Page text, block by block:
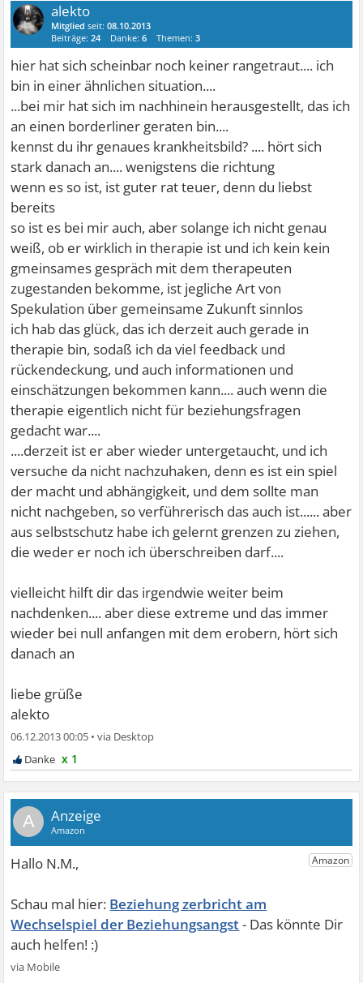
alekto
Mitglied seit:08.10.2013
Beiträge:24 Danke:6 Themen:3
hier hat sich scheinbar noch keiner rangetraut.... ich
bin in einer ähnlichen situation....
...bei mir hat sich im nachhinein herausgestellt, das ich
an einen borderliner geraten bin....
kennst du ihr genaues krankheitsbild? .... hört sich
stark danach an.... wenigstens die richtung
wenn es so ist, ist guter rat teuer, denn du liebst
bereits
so ist es bei mir auch, aber solange ich nicht genau
weiß, ob er wirklich in therapie ist und ich kein kein
gmeinsames gespräch mit dem therapeuten
zugestanden bekomme, ist jegliche Art von
Spekulation über gemeinsame Zukunft sinnlos
ich hab das glück, das ich derzeit auch gerade in
therapie bin, sodaß ich da viel feedback und
rückendeckung, und auch informationen und
einschätzungen bekommen kann.... auch wenn die
therapie eigentlich nicht für beziehungsfragen
gedacht war....
....derzeit ist er aber wieder untergetaucht, und ich
versuche da nicht nachzuhaken, denn es ist ein spiel
der macht und abhängigkeit, und dem sollte man
nicht nachgeben, so verführerisch das auch ist...... aber
aus selbstschutz habe ich gelernt grenzen zu ziehen,
die weder er noch ich überschreiben darf....
vielleicht hilft dir das irgendwie weiter beim
nachdenken.... aber diese extreme und das immer
wieder bei null anfangen mit dem erobern, hört sich
danach an
liebe grüße
alekto
06.12.2013 00:05 •
x 1
A
Beziehung zerbricht am
Wechselspiel der Beziehungsangst